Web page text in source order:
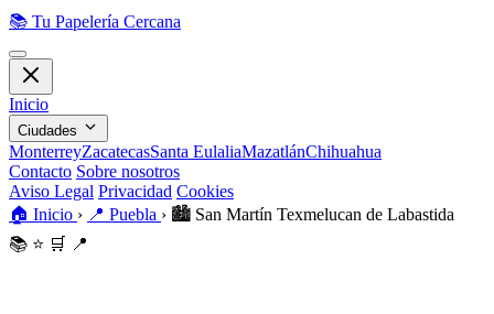
📚 Tu Papelería Cercana
Inicio
Ciudades
MonterreyZacatecasSanta EulaliaMazatlánChihuahua
Contacto Sobre nosotros
Aviso Legal Privacidad Cookies
🏠 Inicio › 📍 Puebla › 🏙️ San Martín Texmelucan de Labastida
📚 ⭐ 🛒 📍